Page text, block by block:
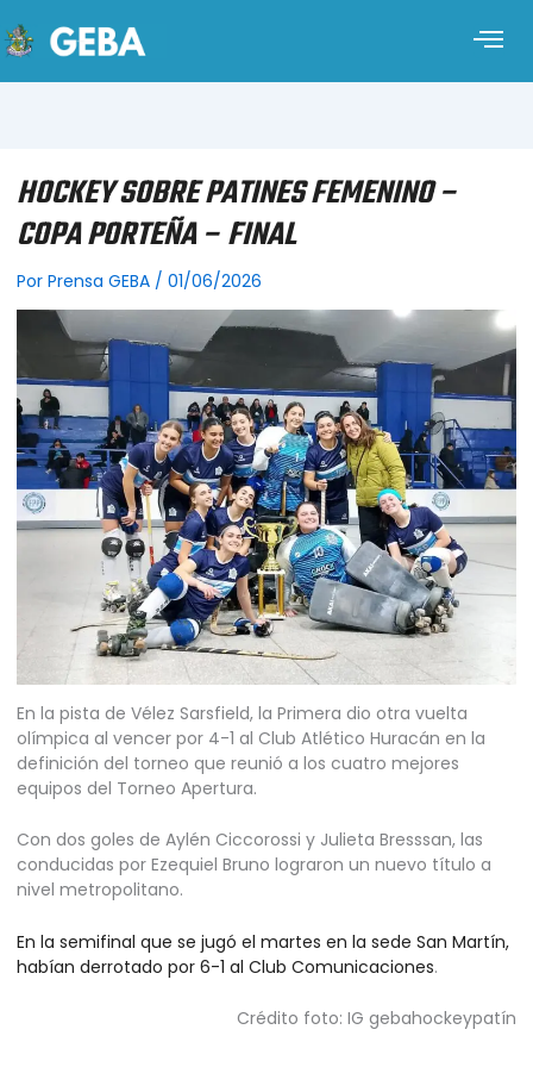
HOCKEY SOBRE PATINES FEMENINO –
COPA PORTEÑA – FINAL
Por Prensa GEBA / 01/06/2026
En la pista de Vélez Sarsfield, la Primera dio otra vuelta
olímpica al vencer por 4-1 al Club Atlético Huracán en la
definición del torneo que reunió a los cuatro mejores
equipos del Torneo Apertura.
Con dos goles de Aylén Ciccorossi y Julieta Bresssan, las
conducidas por Ezequiel Bruno lograron un nuevo título a
nivel metropolitano.
En la semifinal que se jugó el martes en la sede San Martín,
habían derrotado por 6-1 al Club Comunicaciones.
Crédito foto: IG gebahockeypatín